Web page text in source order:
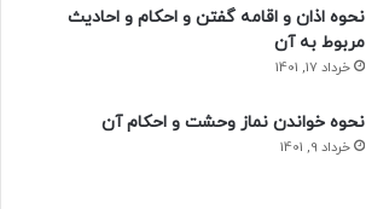
نحوه اذان و اقامه گفتن و احکام و احادیث
مربوط به آن
خرداد 17, 1401
نحوه خواندن نماز وحشت و احکام آن
خرداد 9, 1401